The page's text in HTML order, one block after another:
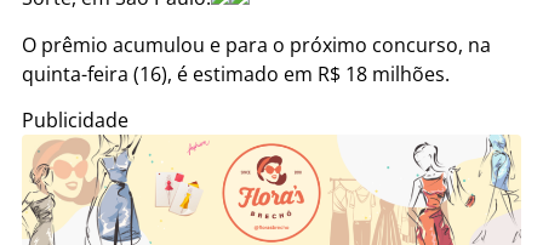
O prêmio acumulou e para o próximo concurso, na
quinta-feira (16), é estimado em R$ 18 milhões.
Publicidade